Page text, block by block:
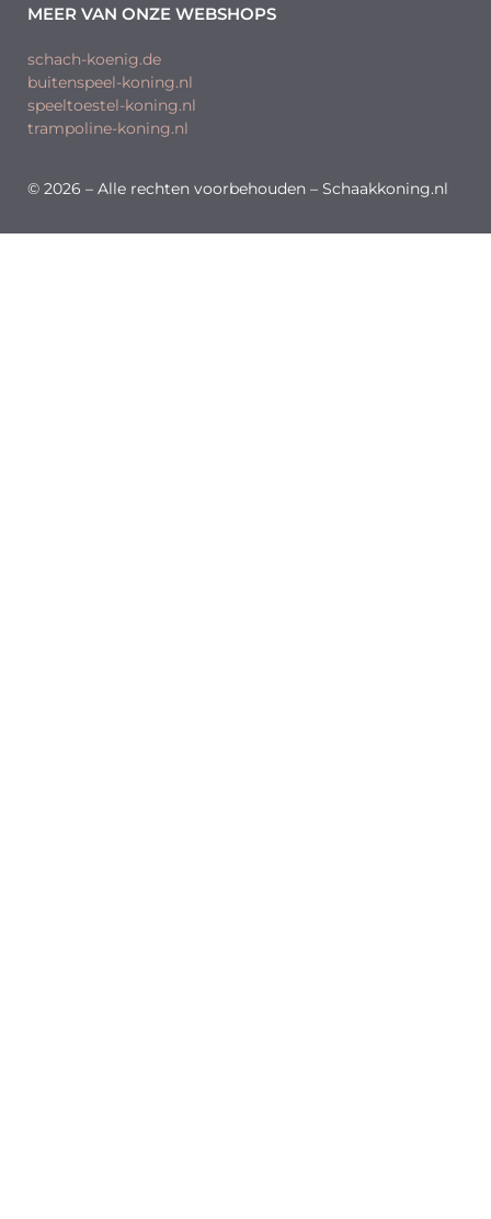
MEER VAN ONZE WEBSHOPS
schach-koenig.de
buitenspeel-koning.nl
speeltoestel-koning.nl
trampoline-koning.nl
© 2026 – Alle rechten voorbehouden – Schaakkoning.nl